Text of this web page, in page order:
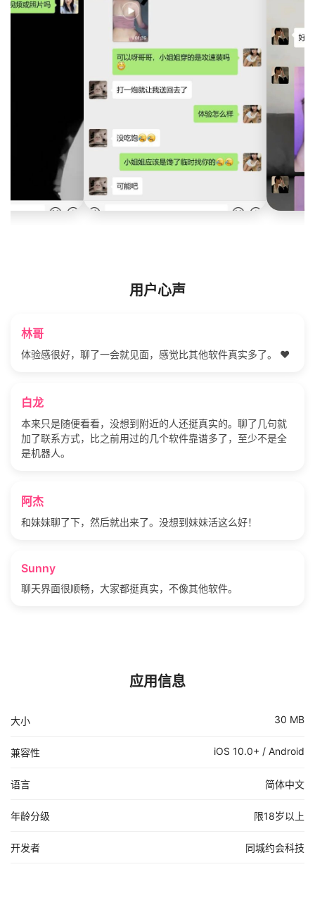
用户心声
林哥
体验感很好，聊了一会就见面，感觉比其他软件真实多了。 ❤️
白龙
本来只是随便看看，没想到附近的人还挺真实的。聊了几句就
加了联系方式，比之前用过的几个软件靠谱多了，至少不是全
是机器人。
阿杰
和妹妹聊了下，然后就出来了。没想到妹妹活这么好！
Sunny
聊天界面很顺畅，大家都挺真实，不像其他软件。
应用信息
大小 30 MB
兼容性 iOS 10.0+ / Android
语言 简体中文
年龄分级 限18岁以上
开发者 同城约会科技